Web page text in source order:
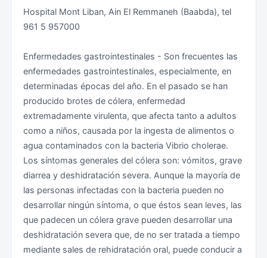
lo general, más de 48 horas. De todos modos, se
recuerda que el viaje a Siria está absolutamente
Recomendaciones de Viaje para ese país.
Aviso importante
Teniendo en cuenta la recomendación anterior
desaconsejando todo viaje al Líbano salvo por
razones de necesidad y de trabajo que no pueda ser
aplazado, a la llegada se debe presentar la siguiente
documentación:
Billete de regreso (salvo residentes en Líbano).
Pruebas de disponer de medios económicos
suficientes para costear la estancia en el país.
Hospital Mont Liban, Ain El Remmaneh (Baabda), tel
961 5 957000
Enfermedades gastrointestinales - Son frecuentes las
enfermedades gastrointestinales, especialmente, en
determinadas épocas del año. En el pasado se han
producido brotes de cólera, enfermedad
extremadamente virulenta, que afecta tanto a adultos
como a niños, causada por la ingesta de alimentos o
agua contaminados con la bacteria Vibrio cholerae.
Los síntomas generales del cólera son: vómitos, grave
diarrea y deshidratación severa. Aunque la mayoría de
las personas infectadas con la bacteria pueden no
desarrollar ningún síntoma, o que éstos sean leves, las
que padecen un cólera grave pueden desarrollar una
deshidratación severa que, de no ser tratada a tiempo
mediante sales de rehidratación oral, puede conducir a